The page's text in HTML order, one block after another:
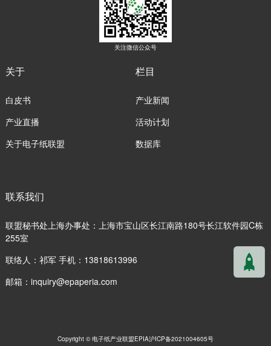
关注微信公众号
关于
白皮书
产业直播
关于电子纸联盟
栏目
产业新闻
活动计划
数据库
联系我们
联盟秘书处上海办事处：上海市宝山区长江南路180号长江软件园C栋
255室
联络人：祁军 手机：13818613996
邮箱： inquiry@epaperia.com
Copyright © 电子纸产业联盟EPIA沪ICP备2021004605号